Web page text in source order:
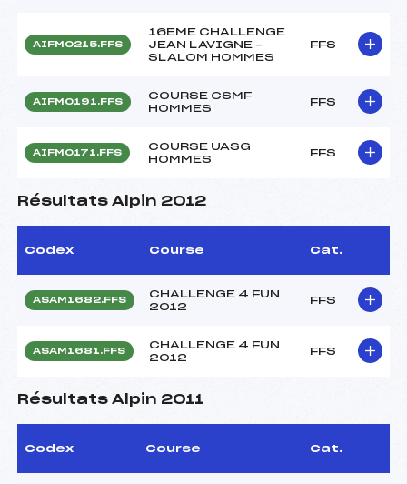
AIFM0215.FFS
16EME CHALLENGE
JEAN LAVIGNE –
SLALOM HOMMES
FFS
AIFM0191.FFS
COURSE CSMF
HOMMES
FFS
AIFM0171.FFS
COURSE UASG
HOMMES
FFS
Résultats Alpin 2012
Codex Course Cat.
ASAM1682.FFS
CHALLENGE 4 FUN
2012
FFS
ASAM1681.FFS
CHALLENGE 4 FUN
2012
FFS
Résultats Alpin 2011
Codex Course Cat.